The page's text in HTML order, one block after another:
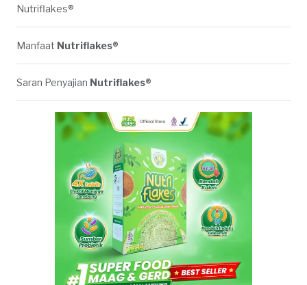
Nutriflakes®
Manfaat Nutriflakes®
Saran Penyajian Nutriflakes®